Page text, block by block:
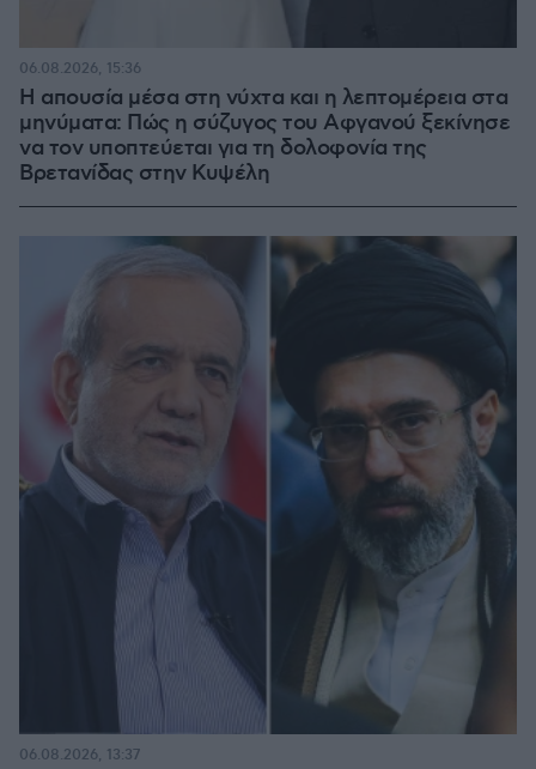
Η απουσία μέσα στη νύχτα και η λεπτομέρεια στα
μηνύματα: Πώς η σύζυγος του Αφγανού ξεκίνησε
να τον υποπτεύεται για τη δολοφονία της
Βρετανίδας στην Κυψέλη
06.08.2026, 15:36
06.08.2026, 13:37